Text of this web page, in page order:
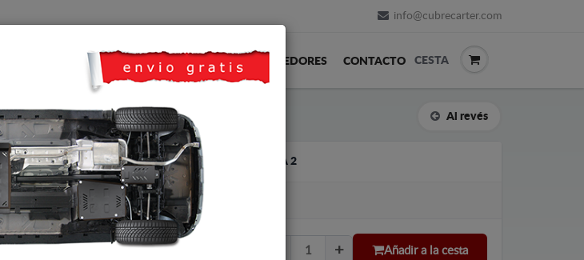
info@cubrecarter.com
TRANSPORTE FEEDBACK REVENDEDORES CONTACTO CESTA
Al revés
CUBRE CÁRTER METALICO SKODA FABIA 2
Código de producto: 30.142
Añadir a la cesta